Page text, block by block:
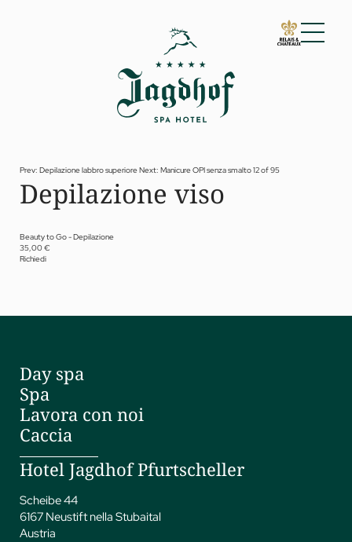
01 Lo Jagdhof
02 Camere e suite
Spa
Fitness
Private Spa Suite
06 Attività
Prev: Depilazione labbro superioreNext: Manicure OPI senza smalto12 of 95
Depilazione viso
Beauty to Go - Depilazione
35,00 €
Richiedi
Day spa
Spa
Lavora con noi
Caccia
Hotel Jagdhof Pfurtscheller
Scheibe 44
6167 Neustift nella Stubaital
Austria